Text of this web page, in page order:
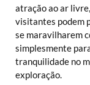
atração ao ar
visitantes podem
se maravilharem
simplesmente
tranquilidade no
exploração.